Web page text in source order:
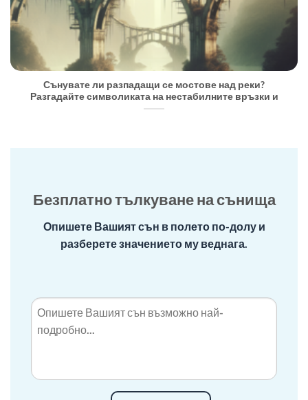
Сънувате ли разпадащи се мостове над реки?
Разгадайте символиката на нестабилните връзки и
Безплатно тълкуване на сънища
Опишете Вашият сън в полето по-долу и
разберете значението му веднага.